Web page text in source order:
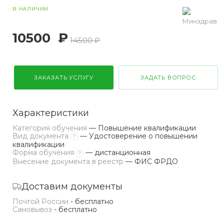
В НАЛИЧИИ
10500 ₽ 14500 ₽
ЗАКАЗАТЬ УСЛУГУ ЗАДАТЬ ВОПРОС
Характеристики
Категория обучения — Повышение квалификации
Вид документа
?
— Удостоверение о повышении
квалификации
Форма обучения
?
— дистанционная
Внесение документа в реестр — ФИС ФРДО
Доставим документы
Почтой России - бесплатно
Самовывоз - бесплатно